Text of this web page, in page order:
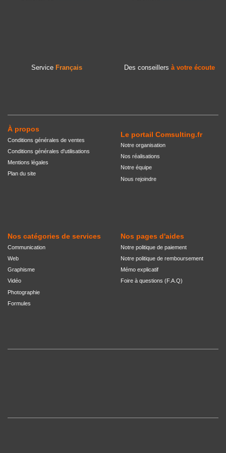
Service Français Des conseillers à votre écoute
À propos
Conditions générales de ventes
Conditions générales d'utilisations
Mentions légales
Plan du site
Le portail Comsulting.fr
Notre organisation
Nos réalisations
Notre équipe
Nous rejoindre
Nos catégories de services
Communication
Web
Graphisme
Vidéo
Photographie
Formules
Nos pages d'aides
Notre politique de paiement
Notre politique de remboursement
Mémo explicatif
Foire à questions (F.A.Q)